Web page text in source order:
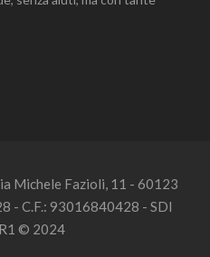
Michele Fazioli, 11 - 60123
- C.F.: 93016840428 - SDI
© 2024